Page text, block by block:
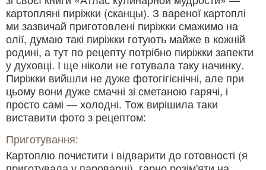
картопляні пиріжки (сканцы). З вареної картоплі
ми зазвичай приготовлені пиріжки смажимо на
олії, думаю такі пиріжки готують майже в кожній
родині, а тут по рецепту потрібно пиріжки запекти
у духовці. І ще ніколи не готувала таку начинку.
Пиріжки вийшли не дуже фотогігієнічні, але при
цьому вони дуже смачні зі сметаною гарячі, і
просто самі — холодні. Тож вирішила таки
виставити фото з рецептом:
Приготування:
Картоплю почистити і відварити до готовності (я